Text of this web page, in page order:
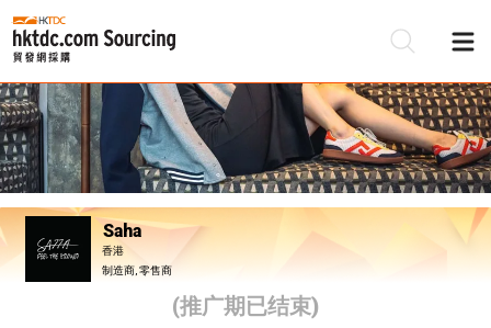
Saha
香港
制造商, 零售商
(推广期已结束)